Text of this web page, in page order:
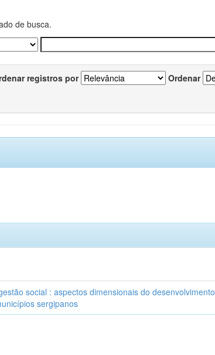
de busca.
registros por Ordenar
social : aspectos dimensionais do desenvolvimento
sergipanos